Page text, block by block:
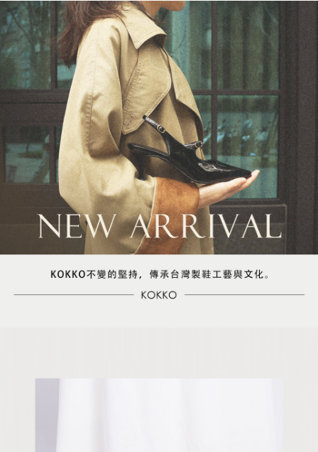
權轉讓予恩沛科技股份有限公司。
２．關於個人資料處理事宜，請瀏覽以下網址：
https://aftee.tw/terms/#terms3
３．未成年的使用者請事先徵得法定代理人或監護人之同意方可使用
「AFTEE先享後付」，若未經同意申辦者引起之損失，本公司不負相關責
任。
４．使用「AFTEE先享後付」時，將依據個別帳號之用戶狀況，依本公司即
時審查核予不同之上限額度；若仍有額度不足之情形，本公司將視審查結果
請求用戶進行身份認證。
５．嚴禁一人註冊多個帳號或使用他人資訊註冊。若發現惡意使用之情形，
恩沛科技股份有限公司將有權停止該用戶之使用額度並採取法律行動。